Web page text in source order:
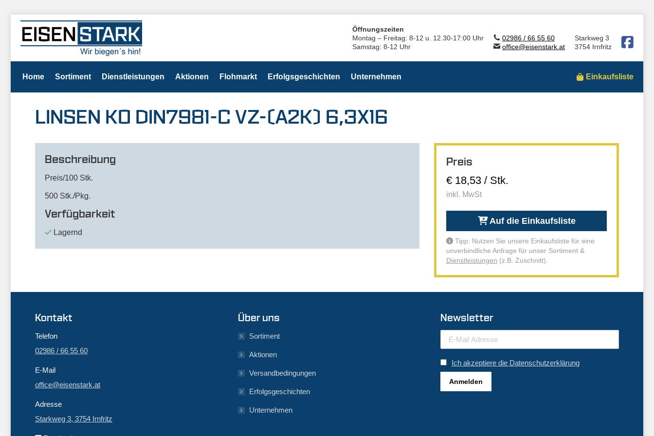
Öffnungszeiten
Montag – Freitag: 8-12 u. 12.30-17:00 Uhr
Samstag: 8-12 Uhr
02986 / 66 55 60
office@eisenstark.at
Starkweg 3
3754 Irnfritz
Home Sortiment Dienstleistungen Aktionen Flohmarkt Erfolgsgeschichten Unternehmen Einkaufsliste
LINSEN KO DIN7981-C VZ-(A2K) 6,3X16
Beschreibung
Preis/100 Stk.
500 Stk./Pkg.
Verfügbarkeit
Lagernd
Preis
€ 18,53 / Stk.
inkl. MwSt
Auf die Einkaufsliste
Tipp: Nutzen Sie unsere Einkaufsliste für eine
unverbindliche Anfrage für unser Sortiment &
Dienstleistungen (z.B. Zuschnitt).
Kontakt
Telefon
02986 / 66 55 60
E-Mail
office@eisenstark.at
Adresse
Starkweg 3, 3754 Irnfritz
Über uns
Sortiment
Aktionen
Versandbedingungen
Erfolgsgeschichten
Unternehmen
Newsletter
Ich akzeptiere die Datenschutzerklärung